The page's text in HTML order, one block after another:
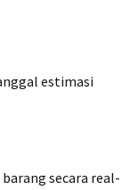
estimasi
secara real-